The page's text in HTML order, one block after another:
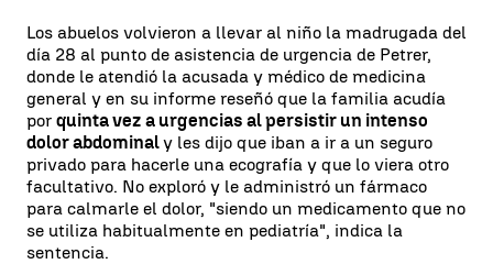
Los abuelos volvieron a llevar al niño la madrugada del
día 28 al punto de asistencia de urgencia de Petrer,
donde le atendió la acusada y médico de medicina
general y en su informe reseñó que la familia acudía
por quinta vez a urgencias al persistir un intenso
dolor abdominaly les dijo que iban a ir a un seguro
privado para hacerle una ecografía y que lo viera otro
facultativo. No exploró y le administró un fármaco
para calmarle el dolor, "siendo un medicamento que no
se utiliza habitualmente en pediatría", indica la
sentencia.